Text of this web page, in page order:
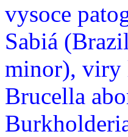
vysoce
Sabiá
minor), viry
Brucella